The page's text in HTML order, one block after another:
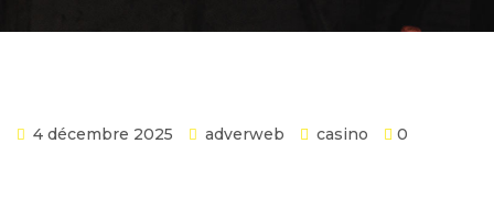
4 décembre 2025 adverweb casino 0